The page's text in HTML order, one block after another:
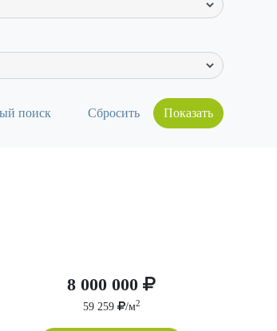
поиск Показать
8 000 000
59 259 /м2